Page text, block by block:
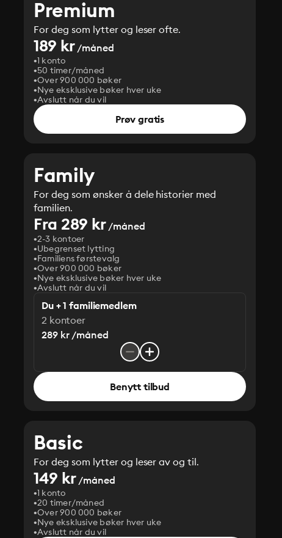
Premium
For deg som lytter og leser ofte.
189 kr/måned
1 konto
50 timer/måned
Over 900 000 bøker
Nye eksklusive bøker hver uke
Avslutt når du vil
Prøv gratis
Family
For deg som ønsker å dele historier med
familien.
Fra 289 kr/måned
2-3 kontoer
Ubegrenset lytting
Familiens førstevalg
Over 900 000 bøker
Nye eksklusive bøker hver uke
Avslutt når du vil
Du + 1 familiemedlem
2 kontoer
289 kr /måned
Benytt tilbud
Basic
For deg som lytter og leser av og til.
149 kr/måned
1 konto
20 timer/måned
Over 900 000 bøker
Nye eksklusive bøker hver uke
Avslutt når du vil